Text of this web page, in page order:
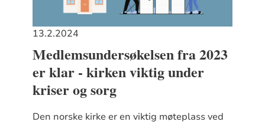
13.2.2024
Medlemsundersøkelsen fra 2023
er klar - kirken viktig under
kriser og sorg
Den norske kirke er en viktig møteplass ved